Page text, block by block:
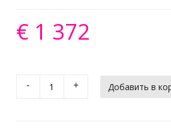
€ 1 372
- +